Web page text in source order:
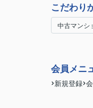
こだわり
中古マンシ
会員メニ
新規登録